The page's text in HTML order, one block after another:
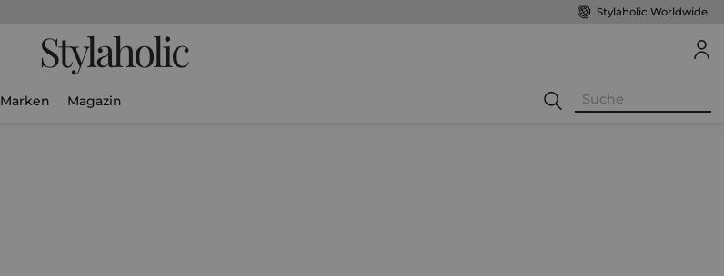
Stylaholic Worldwide
Stylaholic
Marken Magazin